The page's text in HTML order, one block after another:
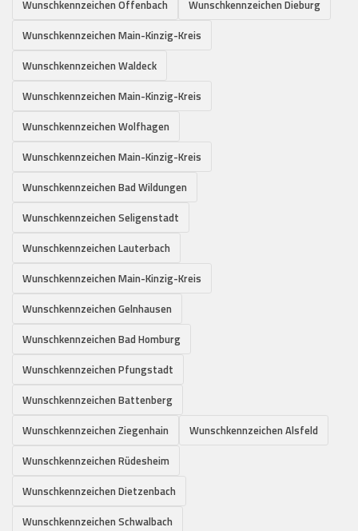
Wunschkennzeichen Offenbach
Wunschkennzeichen Dieburg
Wunschkennzeichen Main-Kinzig-Kreis
Wunschkennzeichen Waldeck
Wunschkennzeichen Main-Kinzig-Kreis
Wunschkennzeichen Wolfhagen
Wunschkennzeichen Main-Kinzig-Kreis
Wunschkennzeichen Bad Wildungen
Wunschkennzeichen Seligenstadt
Wunschkennzeichen Lauterbach
Wunschkennzeichen Main-Kinzig-Kreis
Wunschkennzeichen Gelnhausen
Wunschkennzeichen Bad Homburg
Wunschkennzeichen Pfungstadt
Wunschkennzeichen Battenberg
Wunschkennzeichen Ziegenhain
Wunschkennzeichen Alsfeld
Wunschkennzeichen Rüdesheim
Wunschkennzeichen Dietzenbach
Wunschkennzeichen Schwalbach